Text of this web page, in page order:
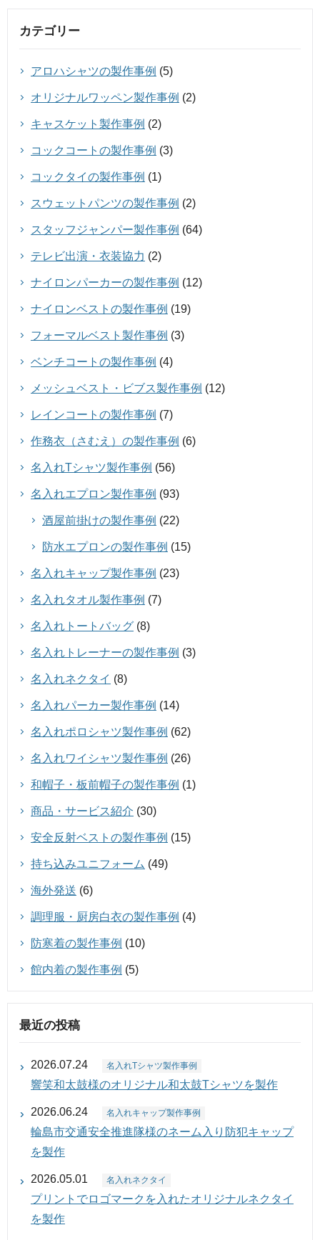
カテゴリー
アロハシャツの製作事例 (5)
オリジナルワッペン製作事例 (2)
キャスケット製作事例 (2)
コックコートの製作事例 (3)
コックタイの製作事例 (1)
スウェットパンツの製作事例 (2)
スタッフジャンパー製作事例 (64)
テレビ出演・衣装協力 (2)
ナイロンパーカーの製作事例 (12)
ナイロンベストの製作事例 (19)
フォーマルベスト製作事例 (3)
ベンチコートの製作事例 (4)
メッシュベスト・ビブス製作事例 (12)
レインコートの製作事例 (7)
作務衣（さむえ）の製作事例 (6)
名入れTシャツ製作事例 (56)
名入れエプロン製作事例 (93)
酒屋前掛けの製作事例 (22)
防水エプロンの製作事例 (15)
名入れキャップ製作事例 (23)
名入れタオル製作事例 (7)
名入れトートバッグ (8)
名入れトレーナーの製作事例 (3)
名入れネクタイ (8)
名入れパーカー製作事例 (14)
名入れポロシャツ製作事例 (62)
名入れワイシャツ製作事例 (26)
和帽子・板前帽子の製作事例 (1)
商品・サービス紹介 (30)
安全反射ベストの製作事例 (15)
持ち込みユニフォーム (49)
海外発送 (6)
調理服・厨房白衣の製作事例 (4)
防寒着の製作事例 (10)
館内着の製作事例 (5)
最近の投稿
2026.07.24 名入れTシャツ製作事例
響笑和太鼓様のオリジナル和太鼓Tシャツを製作
2026.06.24 名入れキャップ製作事例
輪島市交通安全推進隊様のネーム入り防犯キャップ
を製作
2026.05.01 名入れネクタイ
プリントでロゴマークを入れたオリジナルネクタイ
を製作